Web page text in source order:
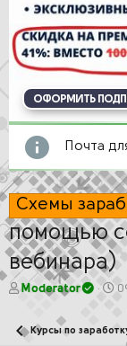
ОФОРМИТЬ
Почта
Схемы
помощью
вебинара)
А
о
Moderator
Д
а
Курсы по